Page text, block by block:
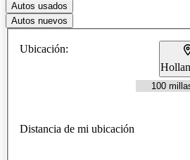
Autos usados
Autos nuevos
Ubicación:
Distancia de mi ubicación